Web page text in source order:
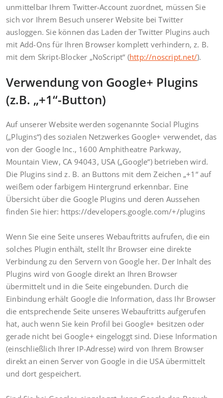
unmittelbar Ihrem Twitter-Account zuordnet, müssen Sie
sich vor Ihrem Besuch unserer Website bei Twitter
ausloggen. Sie können das Laden der Twitter Plugins auch
mit Add-Ons für Ihren Browser komplett verhindern, z. B.
mit dem Skript-Blocker „NoScript“ (http://noscript.net/).
Verwendung von Google+ Plugins
(z.B. „+1“-Button)
Auf unserer Website werden sogenannte Social Plugins
(„Plugins“) des sozialen Netzwerkes Google+ verwendet, das
von der Google Inc., 1600 Amphitheatre Parkway,
Mountain View, CA 94043, USA („Google“) betrieben wird.
Die Plugins sind z. B. an Buttons mit dem Zeichen „+1“ auf
weißem oder farbigem Hintergrund erkennbar. Eine
Übersicht über die Google Plugins und deren Aussehen
finden Sie hier: https://developers.google.com/+/plugins
Wenn Sie eine Seite unseres Webauftritts aufrufen, die ein
solches Plugin enthält, stellt Ihr Browser eine direkte
Verbindung zu den Servern von Google her. Der Inhalt des
Plugins wird von Google direkt an Ihren Browser
übermittelt und in die Seite eingebunden. Durch die
Einbindung erhält Google die Information, dass Ihr Browser
die entsprechende Seite unseres Webauftritts aufgerufen
hat, auch wenn Sie kein Profil bei Google+ besitzen oder
gerade nicht bei Google+ eingeloggt sind. Diese Information
(einschließlich Ihrer IP-Adresse) wird von Ihrem Browser
direkt an einen Server von Google in die USA übermittelt
und dort gespeichert.